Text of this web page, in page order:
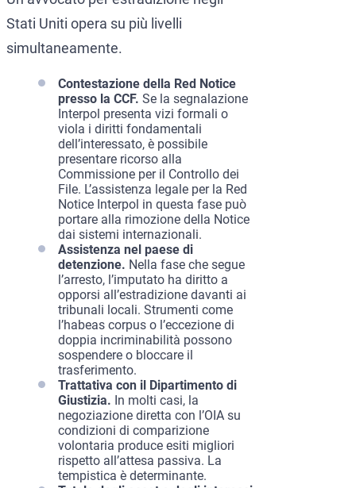
Stati Uniti opera su più livelli
simultaneamente.
Contestazione della Red Notice
presso la CCF. Se la segnalazione
Interpol presenta vizi formali o
viola i diritti fondamentali
dell’interessato, è possibile
presentare ricorso alla
Commissione per il Controllo dei
File. L’assistenza legale per la Red
Notice Interpol in questa fase può
portare alla rimozione della Notice
dai sistemi internazionali.
Assistenza nel paese di
detenzione. Nella fase che segue
l’arresto, l’imputato ha diritto a
opporsi all’estradizione davanti ai
tribunali locali. Strumenti come
l’habeas corpus o l’eccezione di
doppia incriminabilità possono
sospendere o bloccare il
trasferimento.
Trattativa con il Dipartimento di
Giustizia. In molti casi, la
negoziazione diretta con l’OIA su
condizioni di comparizione
volontaria produce esiti migliori
rispetto all’attesa passiva. La
tempistica è determinante.